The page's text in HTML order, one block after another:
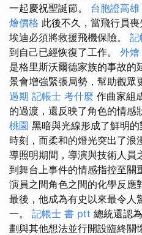
一起慶祝聖誕節。 台胞證高雄
燴價格 此後不久，當飛行員
埃迪必須將救援飛機保險。 記
到自己已經恢復了工作。 外
是格里斯沃爾德家族的事故的
景會增強緊張局勢，幫助觀眾
過期 記帳士 考什麼 作曲家組
的過渡，還反映了角色的情感
桃園 黑暗與光線形成了鮮明
時刻，而柔和的燈光突出了浪
導照明期間，導演與技術人員
到舞台上事件的情感指控至關
演員之間角色之間的化學反應
最後，他成為有史以來最令人
一。 記帳士 書 ptt 總統還認
劃與其他想法並行開設臨終關